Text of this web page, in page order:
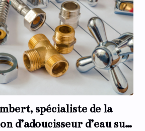
spécialiste de la
d’adoucisseur d’eau sur